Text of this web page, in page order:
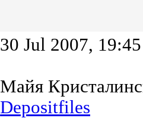
30 Jul 2007, 19:45
Майя
Depositfiles